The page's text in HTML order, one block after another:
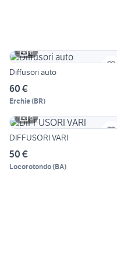
6
Diffusori auto
60 €
Erchie(BR)
5
DIFFUSORI VARI
50 €
Locorotondo(BA)